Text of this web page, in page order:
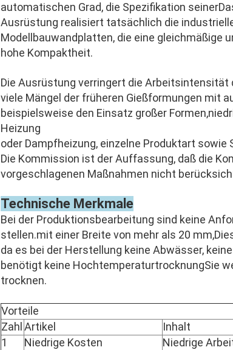
automatischen Grad, die Spezifikation seiner
Ausrüstung realisiert tatsächlich die
Modellbauwandplatten, die eine gleichmäßige
hohe Kompaktheit.
Die Ausrüstung verringert die
viele Mängel der früheren Gießformungen mit
beispielsweise den Einsatz großer
Heizung
oder Dampfheizung, einzelne Produktart sowie
Die Kommission ist der Auffassung, daß die
vorgeschlagenen Maßnahmen nicht
Technische Merkmale
Bei der Produktionsbearbeitung sind keine
stellen.mit einer Breite von mehr als 20 mm,
da es bei der Herstellung keine Abwässer,
benötigt keine HochtemperaturtrocknungSie
trocknen.
Vorteile
Zahl Artikel
Inhalt
1
Niedrige Kosten
Niedrige